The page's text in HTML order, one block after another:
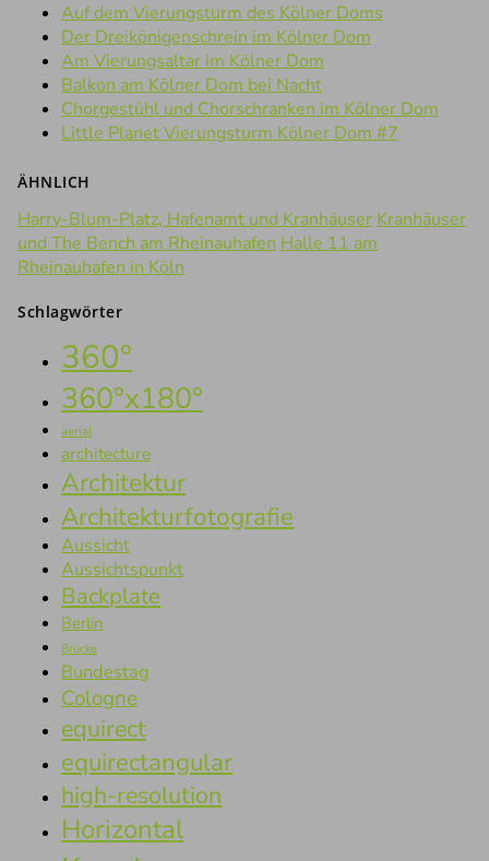
Auf dem Vierungsturm des Kölner Doms
Der Dreikönigenschrein im Kölner Dom
Am Vierungsaltar im Kölner Dom
Balkon am Kölner Dom bei Nacht
Chorgestühl und Chorschranken im Kölner Dom
Little Planet Vierungsturm Kölner Dom #7
ÄHNLICH
Harry-Blum-Platz, Hafenamt und Kranhäuser Kranhäuser
und The Bench am Rheinauhafen Halle 11 am
Rheinauhafen in Köln
Schlagwörter
360°
360°x180°
aerial
architecture
Architektur
Architekturfotografie
Aussicht
Aussichtspunkt
Backplate
Berlin
Brücke
Bundestag
Cologne
equirect
equirectangular
high-resolution
Horizontal